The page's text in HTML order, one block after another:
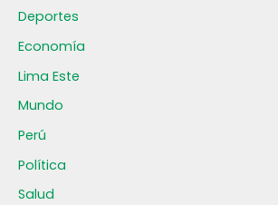
Deportes
Economía
Lima Este
Mundo
Perú
Política
Salud